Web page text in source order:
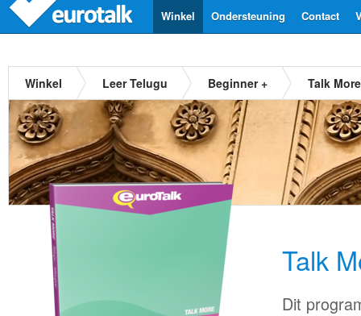
Contact
Ondersteuning
Winkel
Winkel Leer Telugu Beginner + Talk
Talk
Dit